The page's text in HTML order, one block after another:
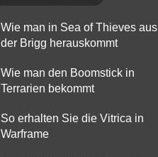
Wie man in Sea of ​​Thieves aus
der Brigg herauskommt
Wie man den Boomstick in
Terrarien bekommt
So erhalten Sie die Vitrica in
Warframe